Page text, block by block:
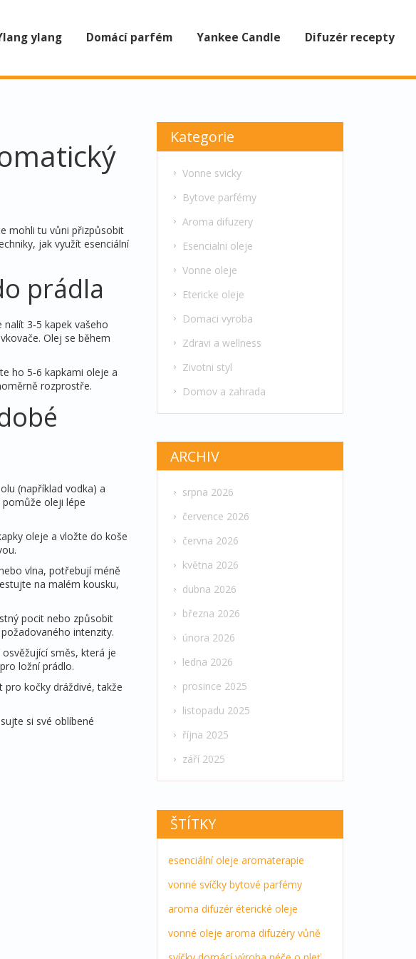
ylang Domácí parfém Yankee Candle Difuzér recepty
mohli tu vůni přizpůsobit
jak využít esenciální
prádla
3‑5 kapek vašeho
Olej se během
ho 5‑6 kapkami oleje a
rozprostře.
(například vodka) a
pomůže oleji lépe
oleje a vložte do koše
vlna, potřebují méně
na malém kousku,
pocit nebo způsobit
intenzity.
směs, která je
ložní prádlo.
kočky dráždivé, takže
si své oblíbené
Kategorie
Vonne svicky
Bytove parfémy
Aroma difuzery
Esencialni oleje
Vonne oleje
Etericke oleje
Domaci vyroba
Zdravi a wellness
Zivotni styl
Domov a zahrada
ARCHIV
srpna 2026
července 2026
června 2026
května 2026
dubna 2026
března 2026
února 2026
ledna 2026
prosince 2025
listopadu 2025
října 2025
září 2025
ŠTÍTKY
esenciální oleje aromaterapie
vonné svíčky bytové parfémy
aroma difuzér éterické oleje
vonné oleje aroma difuzéry vůně